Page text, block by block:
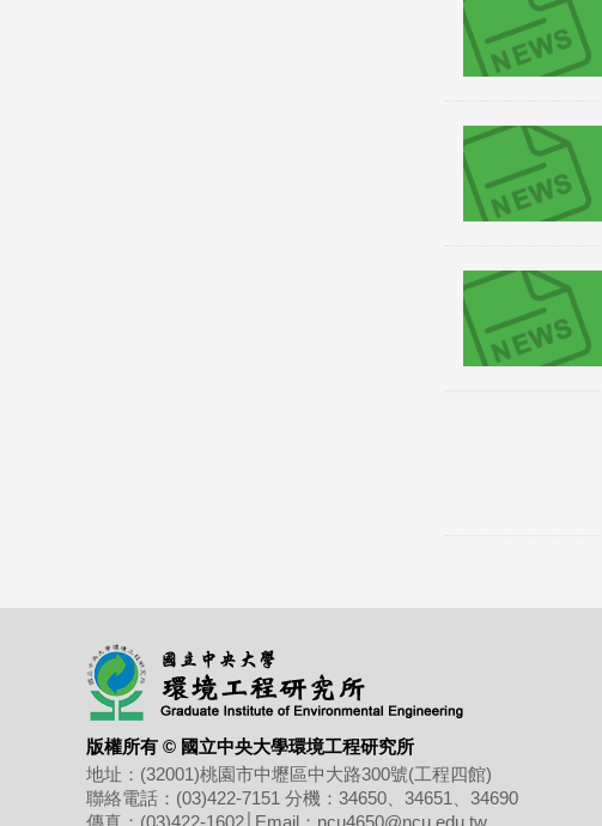
版權所有 © 國立中央大學環境工程研究所
地址：(32001)桃園市中壢區中大路300號(工程四館)
聯絡電話：(03)422-7151 分機：34650、34651、34690
傳真：(03)422-1602 Email：ncu4650@ncu.edu.tw